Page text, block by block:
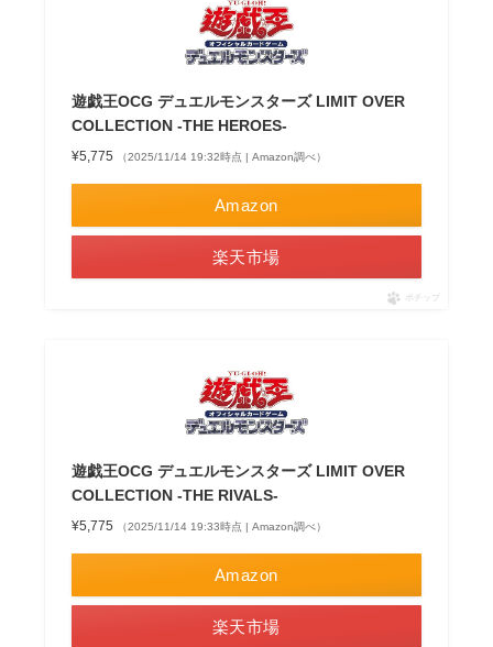
遊戯王OCG デュエルモンスターズ LIMIT OVER
COLLECTION -THE HEROES-
¥5,775 （2025/11/14 19:32時点 | Amazon調べ）
Amazon
楽天市場
ポチップ
遊戯王OCG デュエルモンスターズ LIMIT OVER
COLLECTION -THE RIVALS-
¥5,775 （2025/11/14 19:33時点 | Amazon調べ）
Amazon
楽天市場